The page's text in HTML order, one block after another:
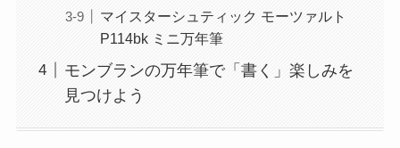
マイスターシュティック モーツァルト
P114bk ミニ万年筆
モンブランの万年筆で「書く」楽しみを
見つけよう